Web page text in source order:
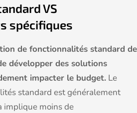
VS
spécifiques
de fonctionnalités standard de
développer des solutions
impacter le budget. Le
standard est généralement
implique moins de